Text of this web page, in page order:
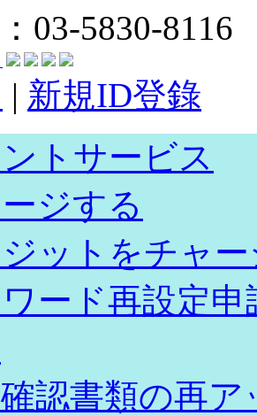
03-5830-8116
| 新規ID登錄
トサービス
ジする
ットをチャ
ード再設定申
認書類の再ア